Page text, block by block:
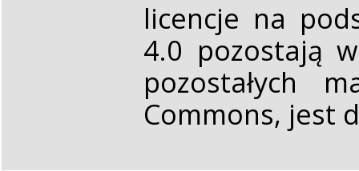
licencje na
4.0 pozostają
pozostałych
Commons, jest